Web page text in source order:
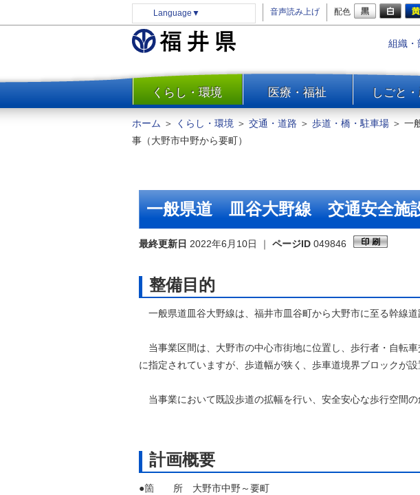
Language ▼ 音声読み上げ 配色
組織・
一覧
くらし・環境 医療・福祉 しごと
防災
安全安心
住まい・土地
交通・道路
河川・砂防・港湾
自然
ホーム ＞ くらし・環境 ＞ 交通・道路 ＞ 歩道・橋・駐車場 ＞ 一
事（大野市中野から要町）
一般県道 皿谷大野線 交通安全施
最終更新日 2022年6月10日 ｜ ページID 049846
整備目的
一般県道皿谷大野線は、福井市皿谷町から大野市に至る幹線道
当事業区間は、大野市の中心市街地に位置し、歩行者・自転
に指定されていますが、歩道幅が狭く、歩車道境界ブロックが
当事業において既設歩道の拡幅を行い、安全安心な歩行空間の
計画概要
●箇 所 大野市中野～要町